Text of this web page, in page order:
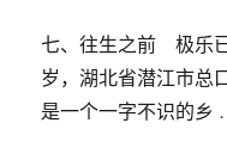
七、往生之前 极乐
岁，湖北省潜江市总
是一个一字不识的